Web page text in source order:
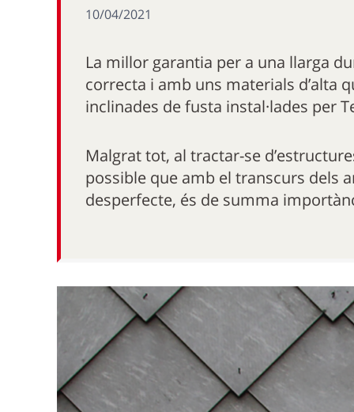
10/04/2021
La millor garantia per a una llarga
correcta i amb uns materials d’alta
inclinades de fusta instal·lades per
Malgrat tot, al tractar-se
possible que amb el transcurs dels
desperfecte, és de summa